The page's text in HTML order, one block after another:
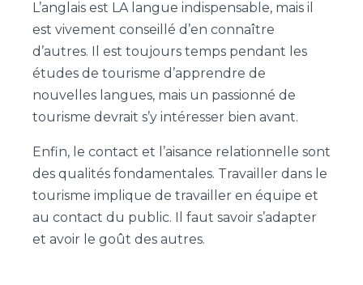
L’anglais est LA langue indispensable, mais il
est vivement conseillé d’en connaître
d’autres. Il est toujours temps pendant les
études de tourisme d’apprendre de
nouvelles langues, mais un passionné de
tourisme devrait s’y intéresser bien avant.
Enfin, le contact et l’aisance relationnelle sont
des qualités fondamentales. Travailler dans le
tourisme implique de travailler en équipe et
au contact du public. Il faut savoir s’adapter
et avoir le goût des autres.